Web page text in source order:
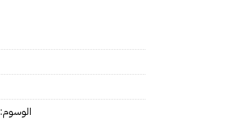
الوسوم: